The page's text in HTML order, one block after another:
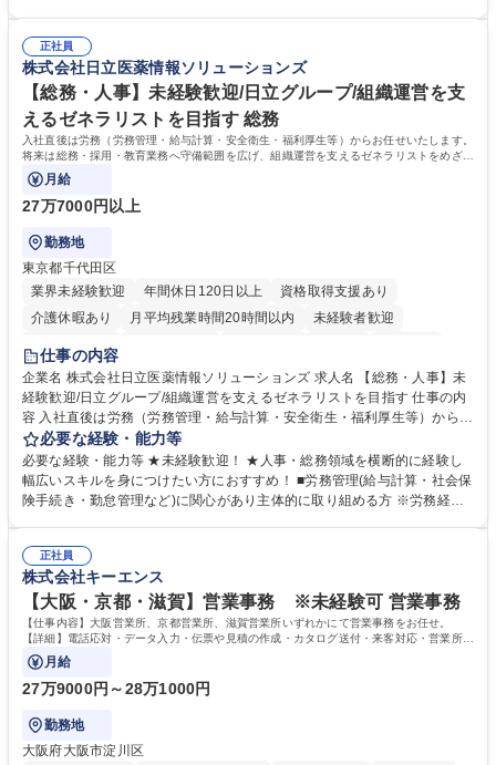
でも質問・相談できる環境が整っているため、安心して成長できます。 募
集職種 【森ビルG】人事・総務◆賞与5ヶ月◆年休120日◆残業少なめ◆
リモート可
務に挑戦できるため、自身の成長と組織への貢献度をダイレクトに実感で
きます。 残業少なめ、週1日リモート可など、ワークライフバランスを保
ち長期活躍できる環境です。 「これまでの幅広い経験を活かし、長期的な
キャリアを築きたい」という前向きな意欲と挑戦を全力で応援します。 学
歴・資格 学歴：大学院 大学 高専 短大 専修学校 高校 語学力： 資格：日商
簿記検定1級 日商簿記検定2級 日商簿記検定3級
正社員
株式会社日立医薬情報ソリューションズ
【総務・人事】未経験歓迎/日立グループ/組織運営を支
えるゼネラリストを目指す 総務
入社直後は労務（労務管理・給与計算・安全衛生・福利厚生等）からお任せいたします。
将来は総務・採用・教育業務へ守備範囲を広げ、組織運営を支えるゼネラリストをめざせ
ます。
月給
27万7000円以上
勤務地
東京都千代田区
業界未経験歓迎
年間休日120日以上
資格取得支援あり
介護休暇あり
月平均残業時間20時間以内
未経験者歓迎
住宅手当あり
育休あり
完全週休2日制 交通費支給 土日祝休み 寮・社宅あり
仕事の内容
企業名 株式会社日立医薬情報ソリューションズ 求人名 【総務・人事】未
経験歓迎/日立グループ/組織運営を支えるゼネラリストを目指す 仕事の内
容 入社直後は労務（労務管理・給与計算・安全衛生・福利厚生等）からお
任せいたします。将来は総務・採用・教育業務へ守備範囲を広げ、組織運
営を支えるゼネラリストをめざせます。 ・初期業務：労働時間管理、給与
計算、社会保険対応、福利厚生管理、安全衛生、健康経営推進等をお任せ
します。ご経験に応じて、休職者管理など、幅広く経験を積んでいただき
幅広く経験を積みたい意欲がある方に最適な環境です。 募集職種 【総
務・人事】未経験歓迎/日立グループ/組織運営を支えるゼネラリストを目
指す
必要な経験・能力等
必要な経験・能力等 ★未経験歓迎！ ★人事・総務領域を横断的に経験し
幅広いスキルを身につけたい方におすすめ！ ■労務管理(給与計算・社会保
険手続き・勤怠管理など)に関心があり主体的に取り組める方 ※労務経験
のご経験 ■労務管理（給与計算・社会保険手続き・勤怠管理など）の経験
■衛生管理者の資格をお持ちの方 学歴・資格 学歴：大学院 大学 高専 短大
専修学校 高校 語学力： 資格：
正社員
株式会社キーエンス
【大阪・京都・滋賀】営業事務 ※未経験可 営業事務
【仕事内容】大阪営業所、京都営業所、滋賀営業所いずれかにて営業事務をお任せ。
【詳細】電話応対・データ入力・伝票や見積の作成・カタログ送付・来客対応・営業所内
で発生する事務業務や業務改善をお任せ。
月給
27万9000円～28万1000円
勤務地
大阪府大阪市淀川区